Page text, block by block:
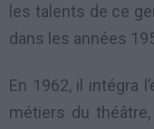
les talents de ce
dans les années
En 1962, il intégra
métiers du